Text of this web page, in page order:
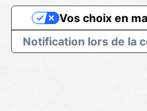
Notification lors de la
Vos choix en